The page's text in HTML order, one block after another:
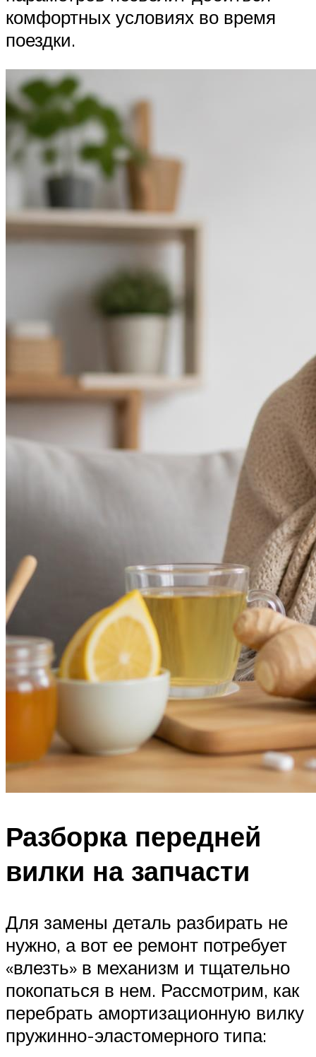
комфортных условиях во время
поездки.
Разборка передней
вилки на запчасти
Для замены деталь разбирать не
нужно, а вот ее ремонт потребует
«влезть» в механизм и тщательно
покопаться в нем. Рассмотрим, как
перебрать амортизационную вилку
пружинно-эластомерного типа: